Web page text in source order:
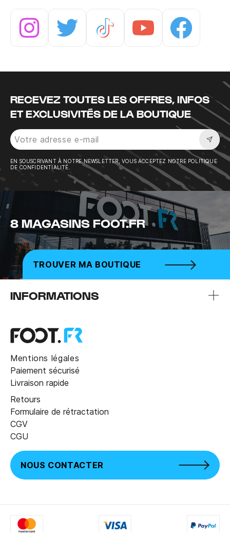
RECEVEZ TOUTES LES OFFRES, INFOS
ET EXCLUSIVITÉS DE LA BOUTIQUE
EN SOUSCRIVANT À NOTRE NEWSLETTER, VOUS ACCEPTEZ NOTRE POLITIQUE
DE CONFIDENTIALITÉ.
8 MAGASINS FOOT.FR
TROUVER MA BOUTIQUE
INFORMATIONS
Mentions légales
Paiement sécurisé
Livraison rapide
Retours
Formulaire de rétractation
CGV
CGU
NOUS CONTACTER